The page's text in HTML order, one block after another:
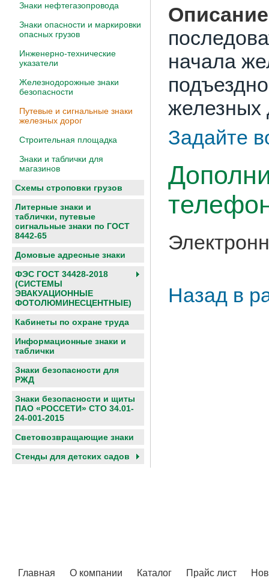
Знаки нефтегазопровода
Знаки опасности и маркировки
опасных грузов
Инженерно-технические
указатели
Железнодорожные знаки
безопасности
Путевые и сигнальные знаки
железных дорог
Строительная площадка
Знаки и таблички для
магазинов
Схемы строповки грузов
Литерные знаки и
таблички, путевые
сигнальные знаки по ГОСТ
8442-65
Домовые адресные знаки
ФЭС ГОСТ 34428-2018
(СИСТЕМЫ
ЭВАКУАЦИОННЫЕ
ФОТОЛЮМИНЕСЦЕНТНЫЕ)
Кабинеты по охране труда
Информационные знаки и
таблички
Знаки безопасности для
РЖД
Знаки безопасности и щиты
ПАО «РОССЕТИ» СТО 34.01-
24-001-2015
Световозвращающие знаки
Cтенды для детских садов
начала
железных
Задайте
Назад в
Главная О компании Каталог Прайс лист